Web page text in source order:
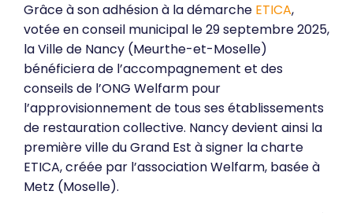
Grâce à son adhésion à la démarche ETICA,
votée en conseil municipal le 29 septembre 2025,
la Ville de Nancy (Meurthe-et-Moselle)
bénéficiera de l’accompagnement et des
conseils de l’ONG Welfarm pour
l’approvisionnement de tous ses établissements
de restauration collective. Nancy devient ainsi la
première ville du Grand Est à signer la charte
ETICA, créée par l’association Welfarm, basée à
Metz (Moselle).